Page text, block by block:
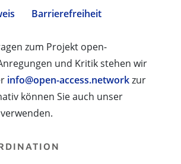
Barrierefreiheit
zum Projekt open-
und Kritik stehen wir
info@open-access.networkzur
können Sie auch unser